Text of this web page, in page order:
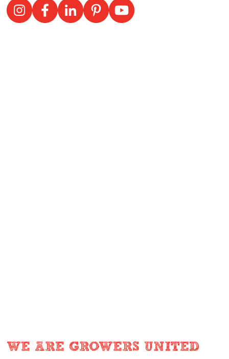
Colruyt Zoersel
Colruyt Laken
WE ARE GROWERS UNITED